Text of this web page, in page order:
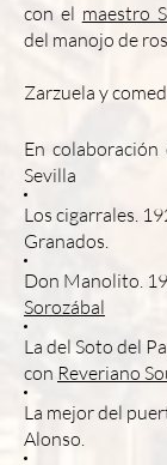
con el maestro
del manojo de
Zarzuela y
En
Sevilla
Los cigarrales.
Granados.
Don Manolito.
Sorozábal
La del Soto del
con Reveriano
La mejor del
Alonso.